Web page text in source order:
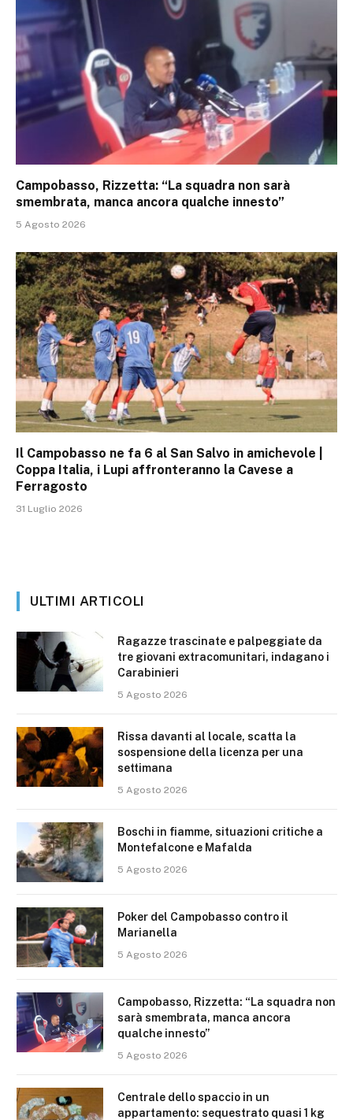
Campobasso, Rizzetta: “La squadra non sarà
smembrata, manca ancora qualche innesto”
5 Agosto 2026
Il Campobasso ne fa 6 al San Salvo in amichevole |
Coppa Italia, i Lupi affronteranno la Cavese a
Ferragosto
31 Luglio 2026
ULTIMI ARTICOLI
Ragazze trascinate e palpeggiate da
tre giovani extracomunitari, indagano i
Carabinieri
5 Agosto 2026
Rissa davanti al locale, scatta la
sospensione della licenza per una
settimana
5 Agosto 2026
Boschi in fiamme, situazioni critiche a
Montefalcone e Mafalda
5 Agosto 2026
Poker del Campobasso contro il
Marianella
5 Agosto 2026
Campobasso, Rizzetta: “La squadra non
sarà smembrata, manca ancora
qualche innesto”
5 Agosto 2026
Centrale dello spaccio in un
appartamento: sequestrato quasi 1 kg